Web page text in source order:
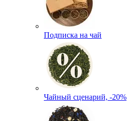
Подписка на чай
Чайный сценарий, -20%